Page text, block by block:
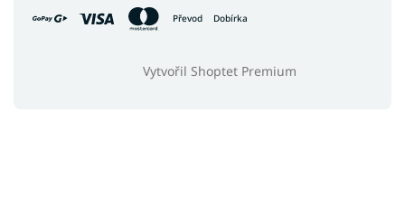
Převod Dobírka
Vytvořil Shoptet Premium